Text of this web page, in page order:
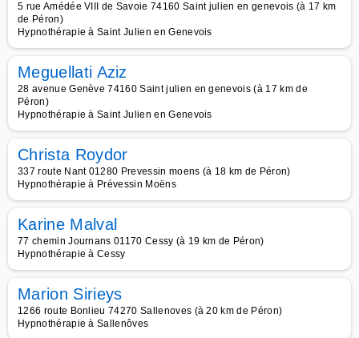
5 rue Amédée VIII de Savoie 74160 Saint julien en genevois (à 17 km
de Péron)
Hypnothérapie à Saint Julien en Genevois
Meguellati Aziz
28 avenue Genève 74160 Saint julien en genevois (à 17 km de
Péron)
Hypnothérapie à Saint Julien en Genevois
Christa Roydor
337 route Nant 01280 Prevessin moens (à 18 km de Péron)
Hypnothérapie à Prévessin Moëns
Karine Malval
77 chemin Journans 01170 Cessy (à 19 km de Péron)
Hypnothérapie à Cessy
Marion Sirieys
1266 route Bonlieu 74270 Sallenoves (à 20 km de Péron)
Hypnothérapie à Sallenôves